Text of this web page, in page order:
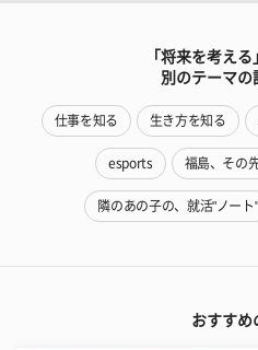
「将来を考え
別のテーマの
仕事を知る 生き方を知る
esports 福島、その
隣のあの子の、就活"ノート"
おすすめ